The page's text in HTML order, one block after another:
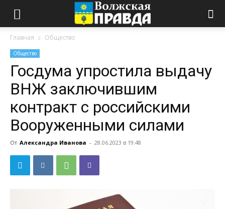
Главная Общество
Общество
Госдума упростила выдачу
ВНЖ заключившим
контракт с российскими
Вооруженными силами
От Александра Иванова - 28.06.2023 в 19:48